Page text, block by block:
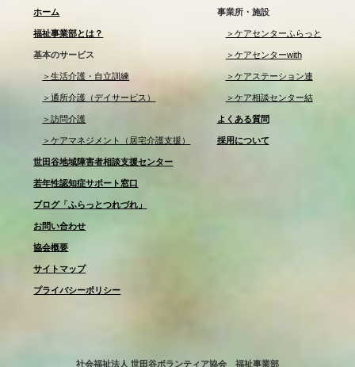
ホーム
福祉事業部とは？
基本のサービス
＞生活介護・自立訓練
＞通所介護（デイサービス）
＞訪問介護
＞ケアマネジメント（居宅介護支援）
事業所・施設
＞ケアセンターふらっと
＞ケアセンターwith
＞ケアステーション連
＞ケア相談センター結
よくある質問
採用について
世田谷地域障害者相談支援センター
若年性認知症サポート窓口
ブログ「ふらっとつれづれ」
お問い合わせ
協会概要
サイトマップ
プライバシーポリシー
社会福祉法人 世田谷ボランティア協会 福祉事業部